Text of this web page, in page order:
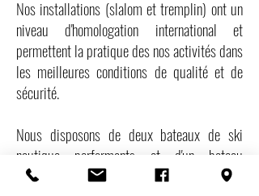
Nos installations (slalom et tremplin) ont un
niveau d'homologation international et
permettent la pratique des nos activités dans
les meilleures conditions de qualité et de
sécurité.
Nous disposons de deux bateaux de ski
nautique performants et d'un bateau
spécifique pour les moins de 10 ans.